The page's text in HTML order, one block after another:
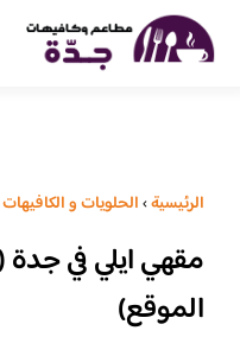
الرئيسية›الحلويات و الكافيهات ‎
مقهي ايلي في جدة
الموقع)